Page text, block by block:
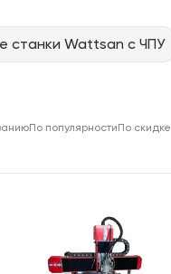
станки Wattsan с ЧПУ
По популярностиПо скидке